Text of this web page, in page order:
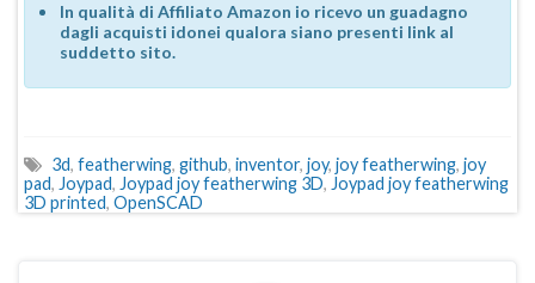
In qualità di Affiliato Amazon io ricevo un guadagno
dagli acquisti idonei qualora siano presenti link al
suddetto sito.
3d, featherwing, github, inventor, joy, joy featherwing, joy
pad, Joypad, Joypad joy featherwing 3D, Joypad joy featherwing
3D printed, OpenSCAD